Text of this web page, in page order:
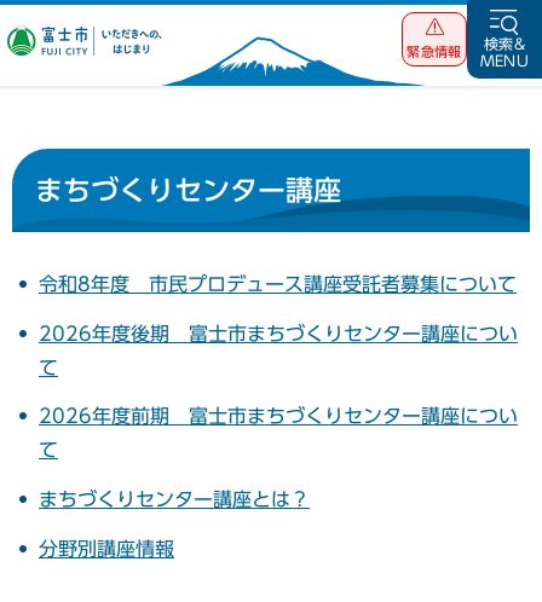
富士市 いただ
緊急情報
検索&
MENU
まちづくりセンター講座
令和8年度 市民プロデュース講座受託者募集について
2026年度後期 富士市まちづくりセンター講座につい
て
2026年度前期 富士市まちづくりセンター講座につい
て
まちづくりセンター講座とは？
分野別講座情報